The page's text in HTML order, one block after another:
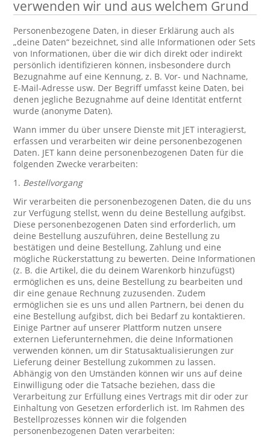
verwenden wir und aus welchem Grund
Personenbezogene Daten, in dieser Erklärung auch als
„deine Daten“ bezeichnet, sind alle Informationen oder Sets
von Informationen, über die wir dich direkt oder indirekt
persönlich identifizieren können, insbesondere durch
Bezugnahme auf eine Kennung, z. B. Vor- und Nachname,
E-Mail-Adresse usw. Der Begriff umfasst keine Daten, bei
denen jegliche Bezugnahme auf deine Identität entfernt
wurde (anonyme Daten).
Wann immer du über unsere Dienste mit JET interagierst,
erfassen und verarbeiten wir deine personenbezogenen
Daten. JET kann deine personenbezogenen Daten für die
folgenden Zwecke verarbeiten:
1. Bestellvorgang
Wir verarbeiten die personenbezogenen Daten, die du uns
zur Verfügung stellst, wenn du deine Bestellung aufgibst.
Diese personenbezogenen Daten sind erforderlich, um
deine Bestellung auszuführen, deine Bestellung zu
bestätigen und deine Bestellung, Zahlung und eine
mögliche Rückerstattung zu bewerten. Deine Informationen
(z. B. die Artikel, die du deinem Warenkorb hinzufügst)
ermöglichen es uns, deine Bestellung zu bearbeiten und
dir eine genaue Rechnung zuzusenden. Zudem
ermöglichen sie es uns und allen Partnern, bei denen du
eine Bestellung aufgibst, dich bei Bedarf zu kontaktieren.
Einige Partner auf unserer Plattform nutzen unsere
externen Lieferunternehmen, die deine Informationen
verwenden können, um dir Statusaktualisierungen zur
Lieferung deiner Bestellung zukommen zu lassen.
Abhängig von den Umständen können wir uns auf deine
Einwilligung oder die Tatsache beziehen, dass die
Verarbeitung zur Erfüllung eines Vertrags mit dir oder zur
Einhaltung von Gesetzen erforderlich ist. Im Rahmen des
Bestellprozesses können wir die folgenden
personenbezogenen Daten verarbeiten: